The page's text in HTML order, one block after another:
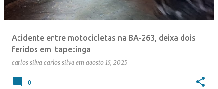
Acidente entre motocicletas na BA-263, deixa dois
feridos em Itapetinga
carlos silva carlos silva em agosto 15, 2025
0